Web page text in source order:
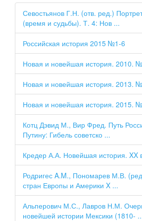
Севостьянов Г.Н. (отв. ред.)
(время и судьбы). Т. 4: Нов ...
Российская история 2015 №1-6
Новая и новейшая история. 2010.
Новая и новейшая история. 2013.
Новая и новейшая история. 2015.
Котц Дэвид М., Вир Фред. Путь
Путину: Гибель советско ...
Кредер А.А. Новейшая история. XX
Родригес A.M., Пономарев М.В.
стран Европы и Америки X ...
Альперович М.С., Лавров Н.М.
новейшей истории Мексики (1810-